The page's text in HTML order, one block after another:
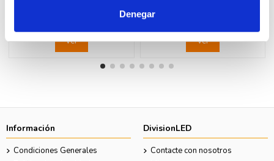
Denegar
Ver Ver
Información
Condiciones Generales
DivisionLED
Contacte con nosotros